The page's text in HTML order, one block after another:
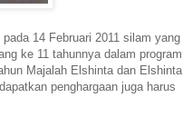
14 Februari 2011 silam yang
ke 11 tahunnya dalam program
Majalah Elshinta dan Elshinta
penghargaan juga harus